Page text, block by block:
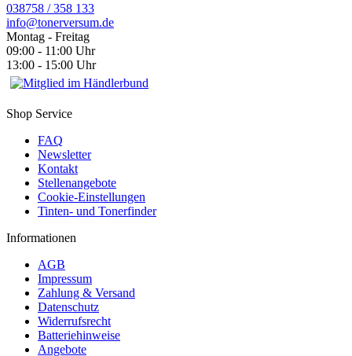
038758 / 358 133
info@tonerversum.de
Montag - Freitag
09:00 - 11:00 Uhr
13:00 - 15:00 Uhr
Shop Service
FAQ
Newsletter
Kontakt
Stellenangebote
Cookie-Einstellungen
Tinten- und Tonerfinder
Informationen
AGB
Impressum
Zahlung & Versand
Datenschutz
Widerrufsrecht
Batteriehinweise
Angebote